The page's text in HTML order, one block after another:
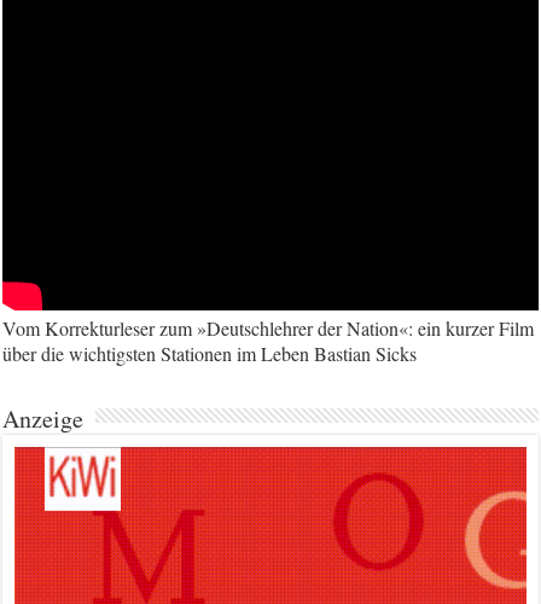
Vom Korrekturleser zum »Deutschlehrer der Nation«: ein kurzer Film
über die wichtigsten Stationen im Leben Bastian Sicks
Anzeige